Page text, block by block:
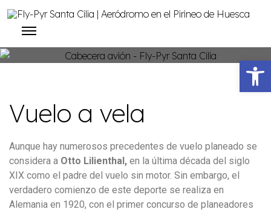
Abrir barra de herramientas
Vuelo a vela
Aunque hay numerosos precedentes de vuelo planeado se
considera a Otto Lilienthal, en la última década del siglo
XIX como el padre del vuelo sin motor. Sin embargo, el
verdadero comienzo de este deporte se realiza en
Alemania en 1920, con el primer concurso de planeadores